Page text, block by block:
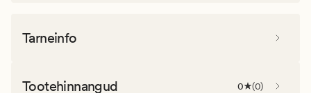
Tarneinfo
Tootehinnangud 0 (0)